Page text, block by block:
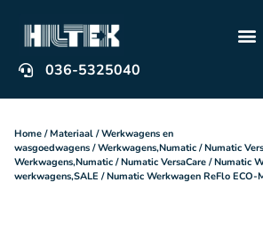
036-5325040
Home /Materiaal /Werkwagens en
wasgoedwagens /Werkwagens,Numatic /Numatic
Werkwagens,Numatic /Numatic VersaCare /Numatic
werkwagens,SALE / Numatic Werkwagen ReFlo ECO-